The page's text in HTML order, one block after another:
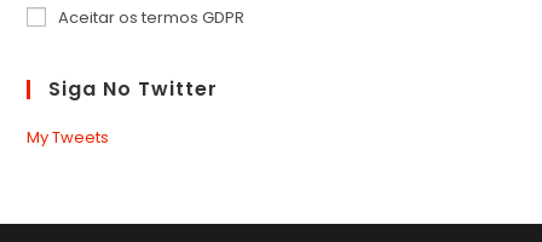
Aceitar os termos GDPR
Siga No Twitter
My Tweets